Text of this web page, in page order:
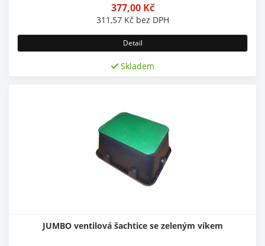
377,00 Kč
311,57 Kč bez DPH
Detail
Skladem
JUMBO ventilová šachtice se zeleným víkem